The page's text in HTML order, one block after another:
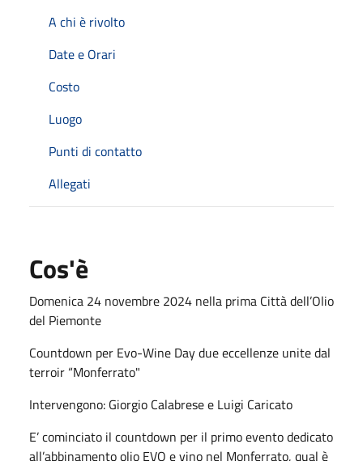
A chi è rivolto
Date e Orari
Costo
Luogo
Punti di contatto
Allegati
Cos'è
Domenica 24 novembre 2024 nella prima Città dell’Olio
del Piemonte
Countdown per Evo-Wine Day due eccellenze unite dal
terroir “Monferrato"
Intervengono: Giorgio Calabrese e Luigi Caricato
E’ cominciato il countdown per il primo evento dedicato
all’abbinamento olio EVO e vino nel Monferrato, qual è